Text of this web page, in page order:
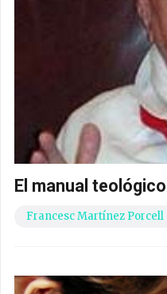
El manual
Francesc Martínez Porcell